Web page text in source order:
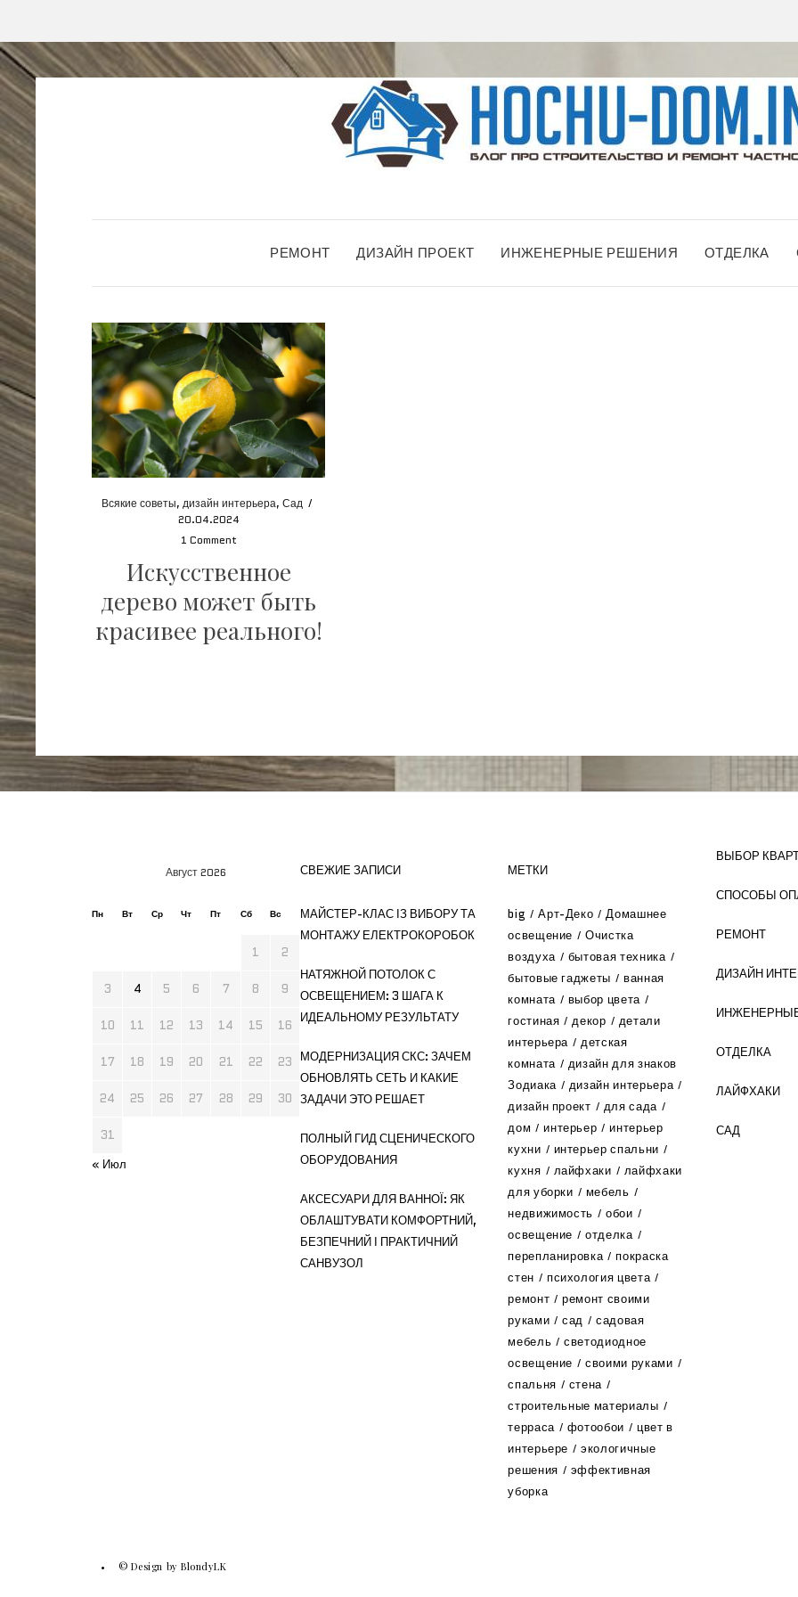
РЕМОНТ ДИЗАЙН ПРОЕКТ ИНЖЕНЕРНЫЕ РЕШЕНИЯ ОТДЕЛКА
Всякие советы,дизайн интерьера,Сад /
20.04.2024
1 Comment
Искусственное
дерево может быть
красивее реального!
Август 2026
Пн Вт Ср Чт Пт Сб Вс
1 2
3 4 5 6 7 8 9
10 11 12 13 14 15 16
17 18 19 20 21 22 23
24 25 26 27 28 29 30
31
« Июл
СВЕЖИЕ ЗАПИСИ
МАЙСТЕР-КЛАС ІЗ ВИБОРУ ТА
МОНТАЖУ ЕЛЕКТРОКОРОБОК
НАТЯЖНОЙ ПОТОЛОК С
ОСВЕЩЕНИЕМ: 3 ШАГА К
ИДЕАЛЬНОМУ РЕЗУЛЬТАТУ
МОДЕРНИЗАЦИЯ СКС: ЗАЧЕМ
ОБНОВЛЯТЬ СЕТЬ И КАКИЕ
ЗАДАЧИ ЭТО РЕШАЕТ
ПОЛНЫЙ ГИД СЦЕНИЧЕСКОГО
ОБОРУДОВАНИЯ
АКСЕСУАРИ ДЛЯ ВАННОЇ: ЯК
ОБЛАШТУВАТИ КОМФОРТНИЙ,
БЕЗПЕЧНИЙ І ПРАКТИЧНИЙ
САНВУЗОЛ
МЕТКИ
big Арт-Деко
Домашнее
освещение
Очистка
воздуха
бытовая техника
бытовые гаджеты
ванная
комната
выбор цвета
гостиная
декор
детали
интерьера
детская
комната
дизайн для знаков
Зодиака
дизайн интерьера
дизайн проект
для сада
дом
интерьер
интерьер
кухни
интерьер спальни
кухня
лайфхаки
лайфхаки
для уборки
мебель
недвижимость
обои
освещение
отделка
перепланировка
покраска
стен
психология цвета
ремонт
ремонт своими
руками
сад
садовая
мебель
светодиодное
освещение
своими руками
спальня
стена
строительные материалы
терраса
фотообои
цвет в
интерьере
экологичные
решения
эффективная
уборка
ВЫБОР
СПОСОБЫ
РЕМОНТ
ДИЗАЙН
ОТДЕЛКА
ЛАЙФХАКИ
САД
© Design by BlondyLK